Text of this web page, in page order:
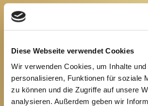
Diese Webseite verwendet Cookies
Wir verwenden Cookies, um Inhalte
personalisieren, Funktionen für soziale
zu können und die Zugriffe auf unsere
analysieren. Außerdem geben wir
JETZT TERMIN
Mit unserer langjährigen Expertise
Haut. Profitieren Sie von modernsten
Behandlungsmethoden und
TERMIN BUCHEN